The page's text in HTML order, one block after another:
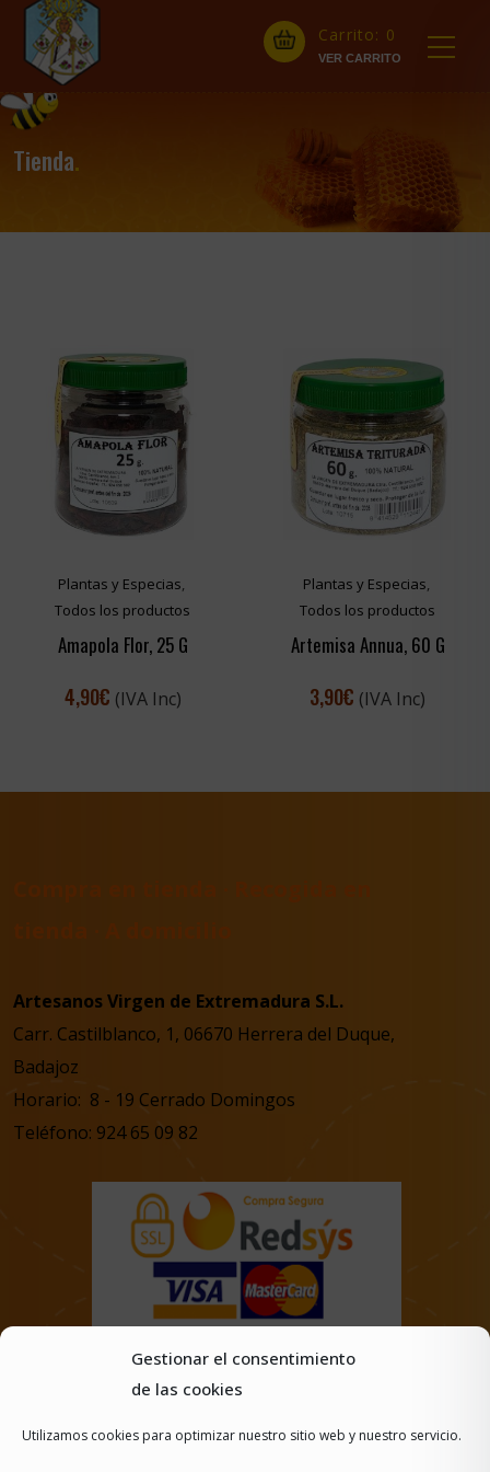
Gestionar el consentimiento
de las cookies
Utilizamos cookies para optimizar nuestro sitio web y nuestro servicio.
Carrito: 0
Tienda.
Plantas y Especias,
Todos los productos
Amapola Flor, 25 G
4,90€ (IVA Inc)
Plantas y Especias,
Todos los productos
Artemisa Annua, 60 G
3,90€ (IVA Inc)
Artesanos Virgen de Extremadura S.L.
Carr. Castilblanco, 1, 06670 Herrera del Duque,
Badajoz
Horario: 8 - 19 Cerrado Domingos
Teléfono: 924 65 09 82